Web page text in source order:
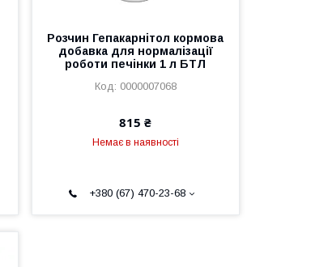
Розчин Гепакарнітол кормова
добавка для нормалізації
роботи печінки 1 л БТЛ
0000007068
815 ₴
Немає в наявності
+380 (67) 470-23-68